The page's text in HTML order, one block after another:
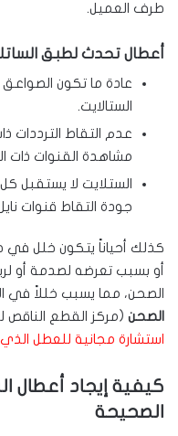
طرف العميل.
أعطال تحدث لطبق
عادة ما تكون
الستالايت.
عدم التقاط الترددات
مشاهدة القنوات ذات
الستلايت لا يستقبل
جودة التقاط قنوات
كذلك أحياناً يتكون خلل في
أو بسبب تعرضه لصدمة أو
الصحن، مما يسبب خللاً في
الصحن (مركز القطع الناقص
استشارة مجانية للعطل
كيفية إيجاد أعطال
الصحيحة